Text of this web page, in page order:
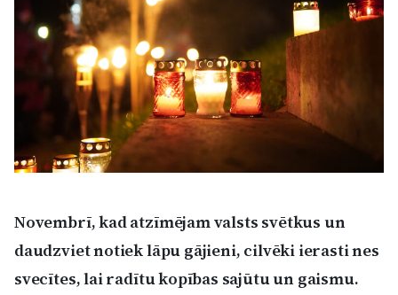
Bizness
Video
Vieta
Sludinājumi
Pasākumi
Novembrī, kad atzīmējam valsts svētkus un
daudzviet notiek lāpu gājieni, cilvēki ierasti nes
svecītes, lai radītu kopības sajūtu un gaismu.